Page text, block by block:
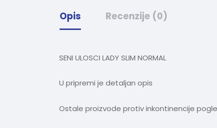
Opis Recenzije (0)
SENI ULOSCI LADY SLIM NORMAL
U pripremi je detaljan opis
Ostale proizvode protiv inkontinencije